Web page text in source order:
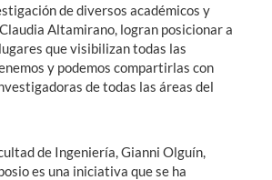
de diversos académicos y
Altamirano, logran posicionar a
que visibilizan todas las
y podemos compartirlas con
de todas las áreas del
de Ingeniería, Gianni Olguín,
es una iniciativa que se ha